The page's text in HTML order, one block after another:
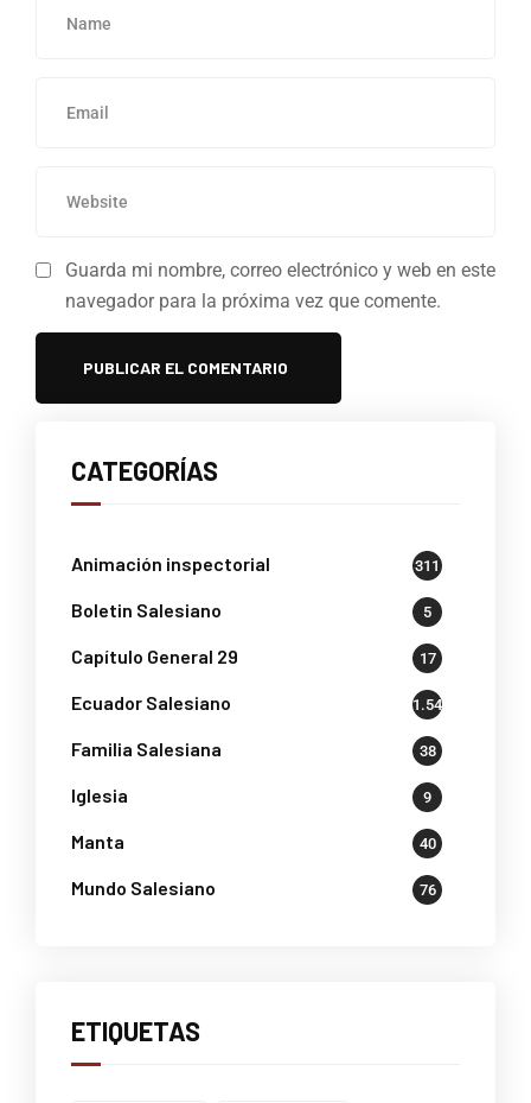
Guarda mi nombre, correo electrónico y web en este
navegador para la próxima vez que comente.
CATEGORÍAS
Animación inspectorial 311
Boletin Salesiano 5
Capítulo General 29 17
Ecuador Salesiano 1.541
Familia Salesiana 38
Iglesia 9
Manta 40
Mundo Salesiano 76
ETIQUETAS